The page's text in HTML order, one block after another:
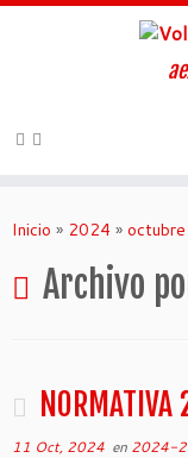
Inicio » 2024 » octubre
Archivo
11 Oct, 2024 en 2024-